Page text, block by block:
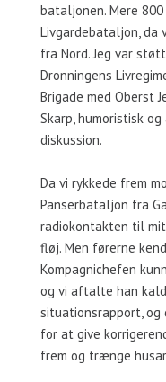
bataljonen. Mere
Livgardebataljon, da
fra Nord. Jeg var
Dronningens
Brigade med Oberst
Skarp, humoristisk
diskussion.
Da vi rykkede frem
Panserbataljon fra
radiokontakten til
fløj. Men førerne
Kompagnichefen
og vi aftalte han
situationsrapport, og
for at give
frem og trænge